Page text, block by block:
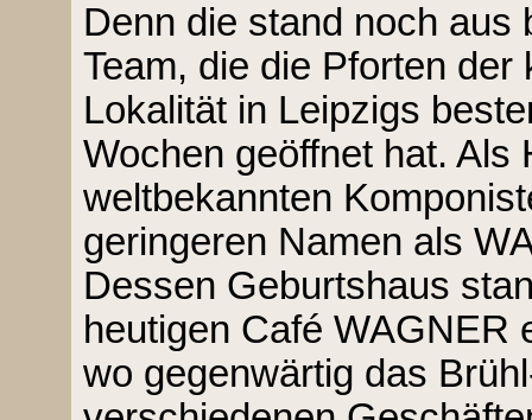
Denn die stand noch aus
Team, die die Pforten
Lokalität in Leipzigs
Wochen geöffnet hat. Als
weltbekannten
geringeren Namen als
Dessen Geburtshaus
heutigen Café WAGNER
wo gegenwärtig das